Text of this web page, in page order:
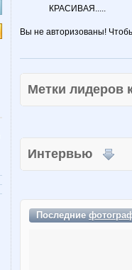
КРАСИВАЯ.....
Вы не авторизованы!
Метки
Интервью
Последние